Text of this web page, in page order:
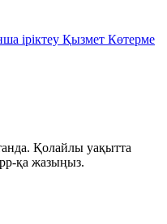
іріктеу Қызмет Көтерме
Қолайлы уақытта
қа жазыңыз.